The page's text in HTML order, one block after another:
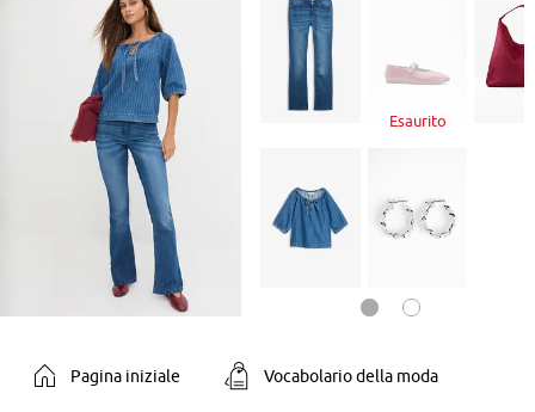
Esaurito
Pagina iniziale Vocabolario della moda